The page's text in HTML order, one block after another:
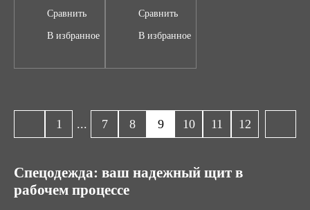
Сравнить
В избранное
Сравнить
В избранное
1 ... 7 8 9 10 11 12
Спецодежда: ваш надежный щит в
рабочем процессе